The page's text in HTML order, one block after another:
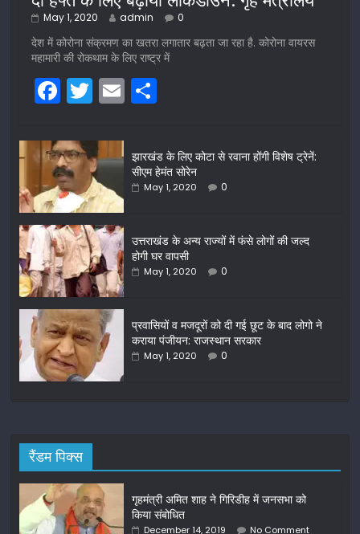
May 1, 2020 admin 0
देश में कोरोना संक्रमण का खतरा लगातार बढ़ता जा रहा है. कोरोना वायरस
महामारी की रोकथाम के लिए राष्ट्र में
F
a
c
e
b
o
o
k
T
w
itt
er
E
m
ar
e
झारखंड के लिए कोटा से रवाना होंगी विशेष ट्रेनें:
सीएम हेमंत सोरेन
May 1, 2020 0
उत्तराखंड के अन्य राज्यों में फंसे लोगों की जल्द
होगी घर वापसी
May 1, 2020 0
प्रवासियों व मजदूरों को दी गई छूट के बाद लोगो ने
कराया पंजीयन: राजस्थान सरकार
May 1, 2020 0
रैंडम पिक्स
गृहमंत्री अमित शाह ने गिरिडीह में जनसभा को
किया संबोधित
December 14, 2019 No Comment